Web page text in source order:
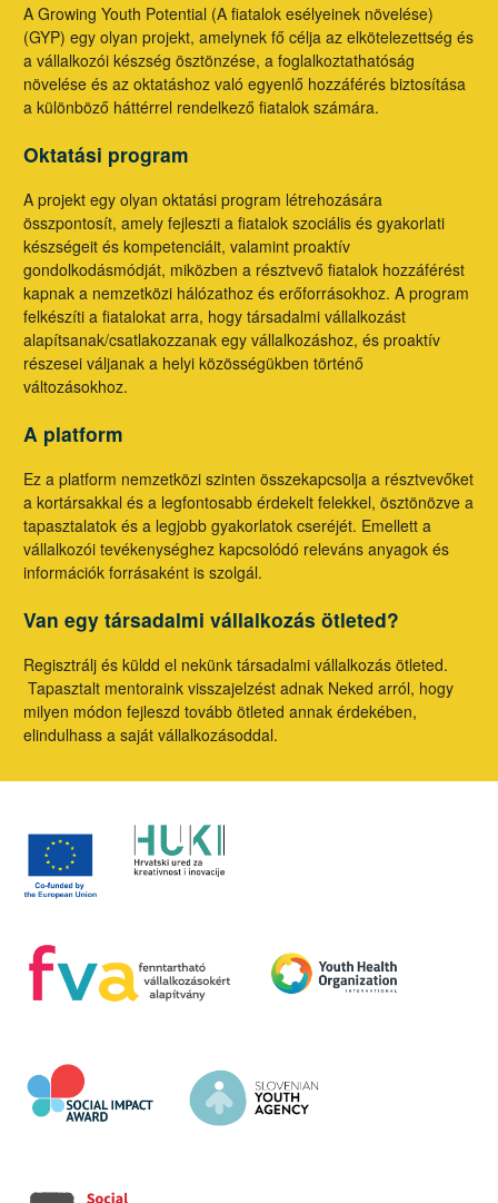
A Growing Youth Potential (A fiatalok esélyeinek növelése)
(GYP) egy olyan projekt, amelynek fő célja az elkötelezettség és
a vállalkozói készség ösztönzése, a foglalkoztathatóság
növelése és az oktatáshoz való egyenlő hozzáférés biztosítása
a különböző háttérrel rendelkező fiatalok számára.
Oktatási program
A projekt egy olyan oktatási program létrehozására
összpontosít, amely fejleszti a fiatalok szociális és gyakorlati
készségeit és kompetenciáit, valamint proaktív
gondolkodásmódját, miközben a résztvevő fiatalok hozzáférést
kapnak a nemzetközi hálózathoz és erőforrásokhoz. A program
felkészíti a fiatalokat arra, hogy társadalmi vállalkozást
alapítsanak/csatlakozzanak egy vállalkozáshoz, és proaktív
részesei váljanak a helyi közösségükben történő
változásokhoz.
A platform
Ez a platform nemzetközi szinten összekapcsolja a résztvevőket
a kortársakkal és a legfontosabb érdekelt felekkel, ösztönözve a
tapasztalatok és a legjobb gyakorlatok cseréjét. Emellett a
vállalkozói tevékenységhez kapcsolódó releváns anyagok és
információk forrásaként is szolgál.
Van egy társadalmi vállalkozás ötleted?
Regisztrálj és küldd el nekünk társadalmi vállalkozás ötleted.
Tapasztalt mentoraink visszajelzést adnak Neked arról, hogy
milyen módon fejleszd tovább ötleted annak érdekében,
elindulhass a saját vállalkozásoddal.